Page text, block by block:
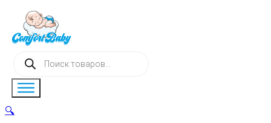
Поиск
товаров
🔍